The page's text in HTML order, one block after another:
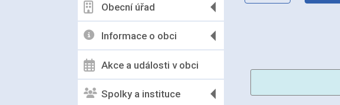
Obecní úřad
Informace o obci
Akce a události v obci
Spolky a instituce